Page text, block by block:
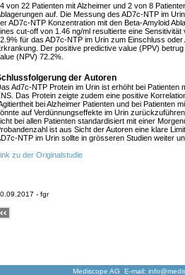
von 22 Patienten mit Alzheimer und 2 von 8
auf. Die Messung des AD7c-NTP im
AD7c-NTP Konzentration mit den Beta-Amyloid
cut-off von 1.46 ng/ml resultierte eine
für das AD7c-NTP im Urin zum Einschluss
Der positive predictive value (PPV)
(NPV) 72.2%.
der Autoren
Ad7c-NTP Protein im Urin ist erhöht bei Patienten
Das Protein zeigte zudem eine positive
bei Alzheimer Patienten und bei Patienten
auf Verdünnungseffekte im Urin
bei allen Patienten standardisiert mit einer
ist aus Sicht der Autoren eine klare
NTP im Urin sollte in grösseren Studien weiter
zu der Originalstudie
- fgr
Mediscope AG E-mail: